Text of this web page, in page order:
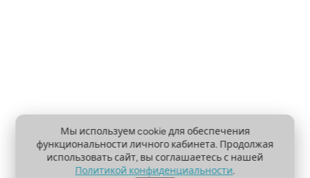
Мы используем cookie для обеспечения
функциональности личного кабинета. Продолжая
использовать сайт, вы соглашаетесь с нашей
Политикой конфиденциальности.